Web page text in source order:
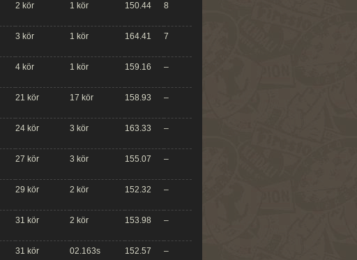
2 kör 1 kör 150.44 8
3 kör 1 kör 164.41 7
4 kör 1 kör 159.16 –
21 kör 17 kör 158.93 –
24 kör 3 kör 163.33 –
27 kör 3 kör 155.07 –
29 kör 2 kör 152.32 –
31 kör 2 kör 153.98 –
31 kör 02.163s 152.57 –